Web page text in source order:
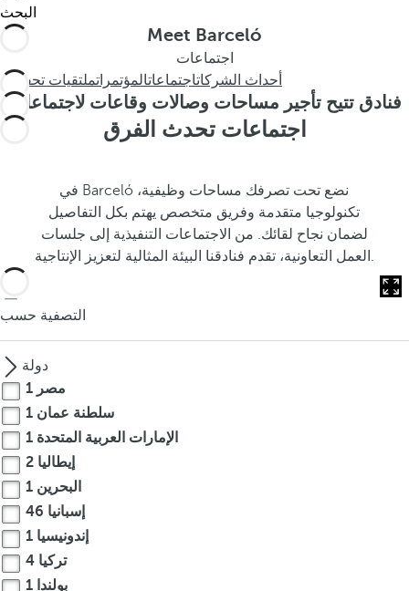
e
n
t
h
e
n
d
m
o
v
e
s
f
o
c
s
t
o
t
البحث
Meet Barceló
اجتماعات
أحداث الشركاتاجتماعاتالمؤتمراتملتقيات تحفيزية
فنادق تتيح تأجير مساحات وصالات وقاعات لاجتماعات
اجتماعات تحدث الفرق
في Barceló نضع تحت تصرفك مساحات وظيفية،
تكنولوجيا متقدمة وفريق متخصص يهتم بكل التفاصيل
لضمان نجاح لقائك. من الاجتماعات التنفيذية إلى جلسات
العمل التعاونية، تقدم فنادقنا البيئة المثالية لتعزيز الإنتاجية.
التصفية حسب
دولة
مصر 1
سلطنة عمان 1
الإمارات العربية المتحدة 1
إيطاليا 2
البحرين 1
إسبانيا 46
إندونيسيا 1
تركيا 4
بولندا 1